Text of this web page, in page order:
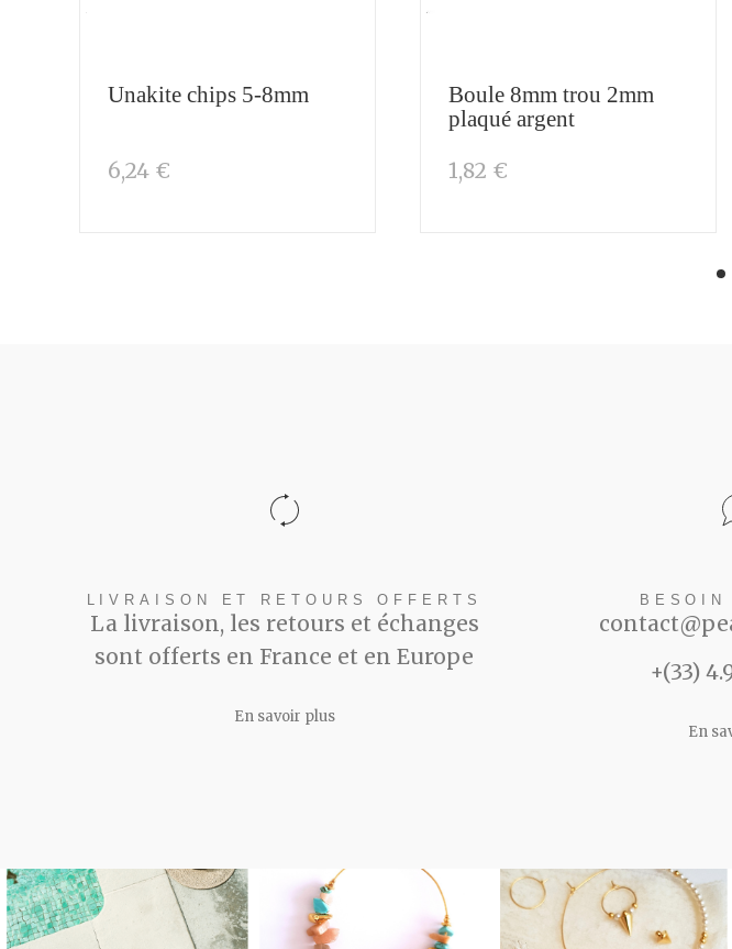
Unakite chips 5-8mm
6,24 €
Boule 8mm trou 2mm
plaqué argent
1,82 €
LIVRAISON ET RETOURS OFFERTS
La livraison, les retours et échanges
sont offerts en France et en Europe
En savoir plus
+(33)
En